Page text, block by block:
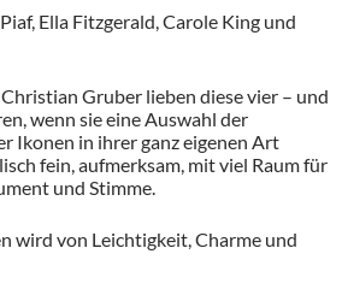
Ella Fitzgerald, Carole King und
Gruber lieben diese vier – und
wenn sie eine Auswahl der
Ikonen in ihrer ganz eigenen Art
fein, aufmerksam, mit viel Raum für
und Stimme.
wird von Leichtigkeit, Charme und